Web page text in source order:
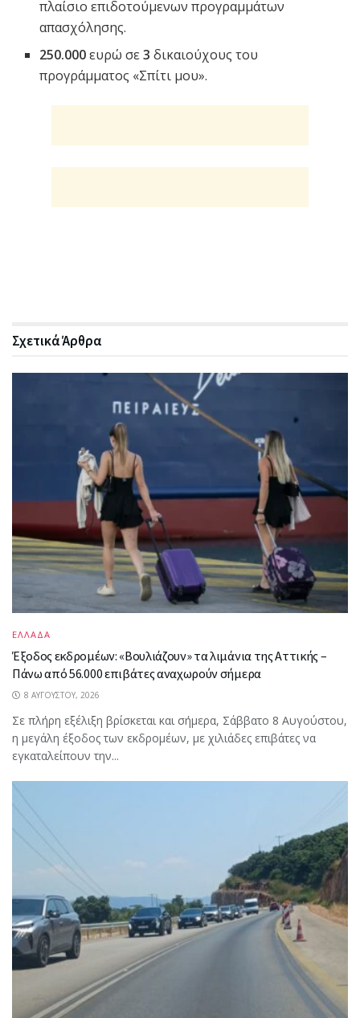
πλαίσιο επιδοτούμενων προγραμμάτων
απασχόλησης.
250.000ευρώ σε3 δικαιούχους του
προγράμματος «Σπίτι μου».
ΣχετικάΆρθρα
ΕΛΛΑΔΑ
Έξοδος εκδρομέων: «Βουλιάζουν» τα λιμάνια της Αττικής –
Πάνω από 56.000 επιβάτες αναχωρούν σήμερα
8 ΑΥΓΟΎΣΤΟΥ, 2026
Σε πλήρη εξέλιξη βρίσκεται και σήμερα, Σάββατο 8 Αυγούστου,
η μεγάλη έξοδος των εκδρομέων, με χιλιάδες επιβάτες να
εγκαταλείπουν την...